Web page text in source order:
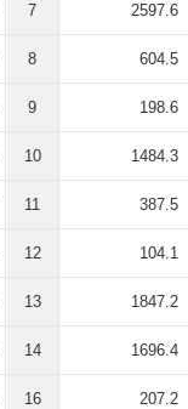
7 2597.6
8 604.5
9 198.6
10 1484.3
11 387.5
12 104.1
13 1847.2
14 1696.4
16 207.2